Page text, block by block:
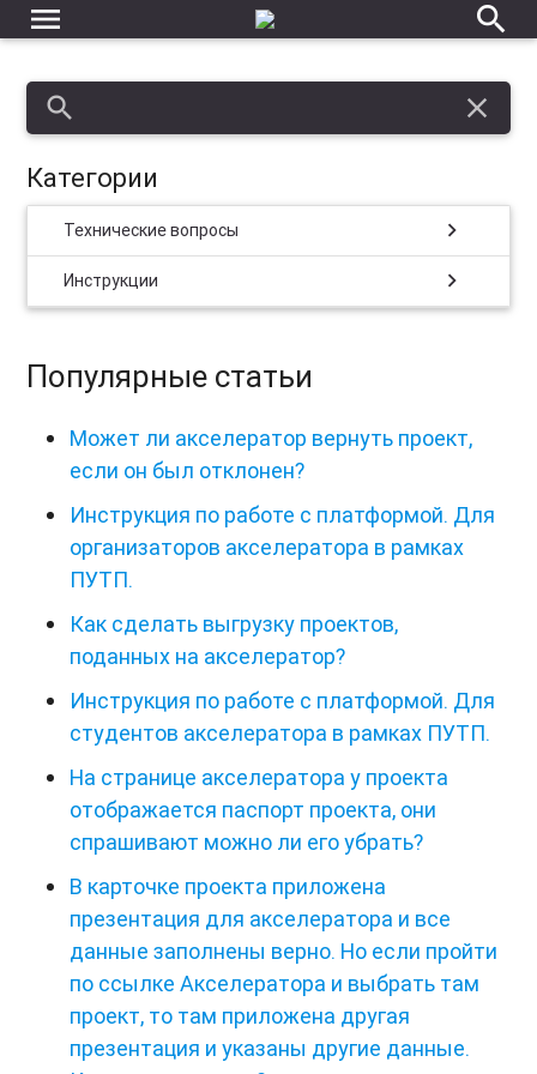
menu search
search close
Категории
Технические вопросы chevron_right
Инструкции chevron_right
Популярные статьи
Может ли акселератор вернуть проект,
если он был отклонен?
Инструкция по работе с платформой. Для
организаторов акселератора в рамках
ПУТП.
Как сделать выгрузку проектов,
поданных на акселератор?
Инструкция по работе с платформой. Для
студентов акселератора в рамках ПУТП.
На странице акселератора у проекта
отображается паспорт проекта, они
спрашивают можно ли его убрать?
В карточке проекта приложена
презентация для акселератора и все
данные заполнены верно. Но если пройти
по ссылке Акселератора и выбрать там
проект, то там приложена другая
презентация и указаны другие данные.